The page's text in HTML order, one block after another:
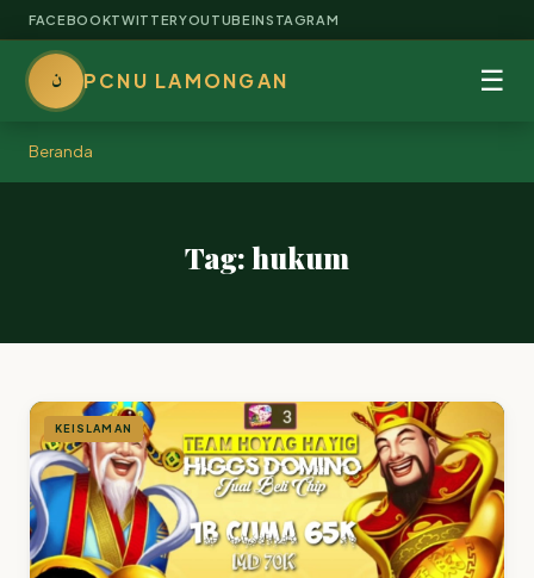
FACEBOOKTWITTERYOUTUBEINSTAGRAM
ن PCNU LAMONGAN ☰
Beranda
Tag: hukum
KEISLAMAN